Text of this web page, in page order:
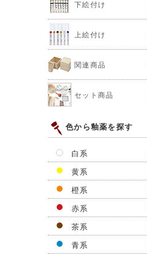
下絵付け
上絵付け
関連商品
セット商品
色から釉薬を探す
白系
黄系
橙系
赤系
茶系
青系